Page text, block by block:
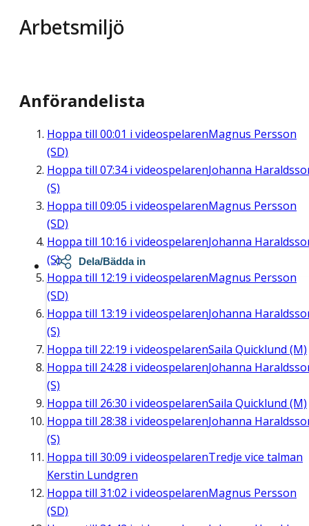
Arbetsmiljö
Anförandelista
Hoppa till 00:01 i videospelarenMagnus Persson
(SD)
Hoppa till 07:34i videospelarenJohanna
(S)
Hoppa till 09:05 i videospelarenMagnus Persson
(SD)
Hoppa till 10:16 i videospelarenJohanna
(S)
Hoppa till 12:19 i videospelarenMagnus Persson
(SD)
Hoppa till 13:19 i videospelarenJohanna
(S)
Hoppa till 22:19 i videospelarenSaila Quicklund (M)
Hoppa till 24:28 i videospelarenJohanna
(S)
Hoppa till 26:30 i videospelarenSaila Quicklund (M)
Hoppa till 28:38 i videospelarenJohanna
(S)
Hoppa till 30:09 i videospelarenTredje vice talman
Kerstin Lundgren
Hoppa till 31:02 i videospelarenMagnus Persson
(SD)
Dela/Bädda in